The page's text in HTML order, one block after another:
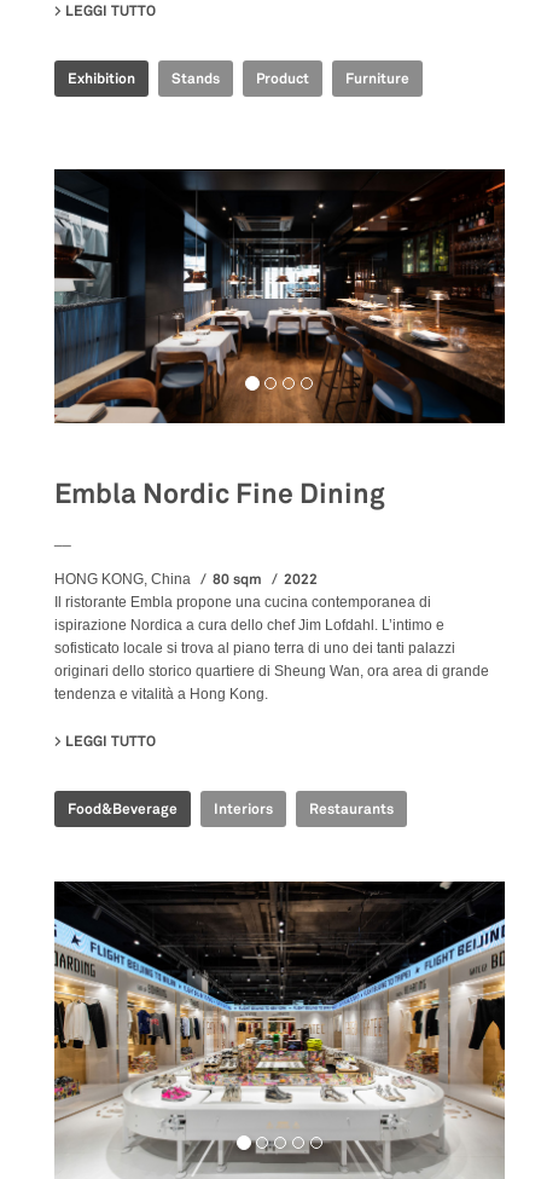
LEGGI TUTTO
Exhibition Stands Product Furniture
Embla Nordic Fine Dining
HONG KONG, China 80 sqm 2022
Il ristorante Embla propone una cucina contemporanea di
ispirazione Nordica a cura dello chef Jim Lofdahl. L’intimo e
sofisticato locale si trova al piano terra di uno dei tanti palazzi
originari dello storico quartiere di Sheung Wan, ora area di grande
tendenza e vitalità a Hong Kong.
LEGGI TUTTO
Food&Beverage Interiors Restaurants